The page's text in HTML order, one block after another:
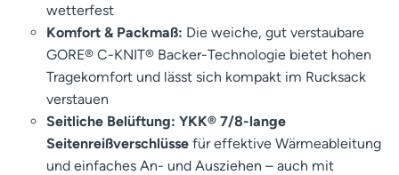
wetterfest
Komfort & Packmaß: Die weiche, gut verstaubare
GORE® C-KNIT® Backer-Technologie bietet hohen
Tragekomfort und lässt sich kompakt im Rucksack
verstauen
Seitliche Belüftung: YKK® 7/8-lange
Seitenreißverschlüsse für effektive Wärmeableitung
und einfaches An- und Ausziehen – auch mit